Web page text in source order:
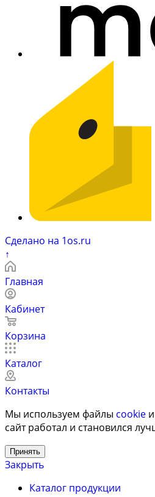
Сделано на 1os.ru
↑
Главная
Кабинет
Корзина
Каталог
Контакты
Мы используем файлы cookie
сайт работал и становился
Принять
Закрыть
Каталог продукции